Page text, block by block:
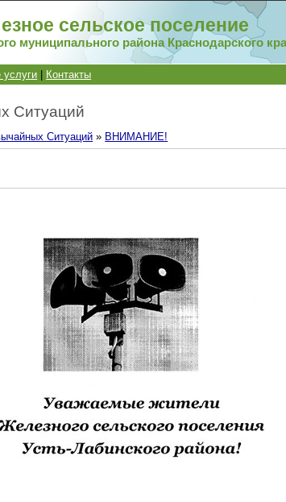
сельское поселение
муниципального района Краснодарского
Контакты
Ситуаций
Ситуаций » ВНИМАНИЕ!